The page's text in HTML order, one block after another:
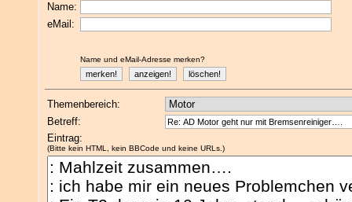
Name:
eMail:
Name und eMail-Adresse merken?
Themenbereich:
Betreff:
Eintrag:
(Bitte kein HTML, kein BBCode und keine URLs.)